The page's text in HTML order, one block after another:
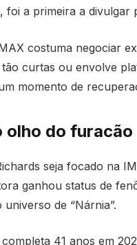
foi a primeira a divulgar
costuma negociar
curtas ou envolve
momento de
olho do furacão
seja focado na
ganhou status de
de “Nárnia”.
41 anos em